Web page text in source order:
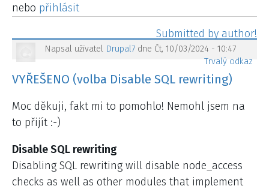
nebo přihlásit
Napsal uživatel Drupal7dne Čt, 10/03/2024 - 10:47
Trvalý odkaz
VYŘEŠENO (volba Disable SQL rewriting)
Moc děkuji, fakt mi to pomohlo! Nemohl jsem na
to přijít :-)
Disable SQL rewriting
Disabling SQL rewriting will disable node_access
checks as well as other modules that implement